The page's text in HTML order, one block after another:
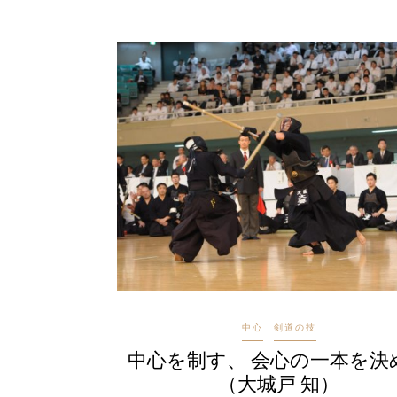
中心 剣道の技
中心を制す、 会心の一本を決
（大城戸 知）